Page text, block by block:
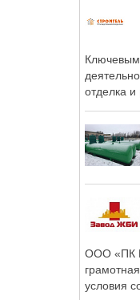
отделка
ООО «ПК
условия